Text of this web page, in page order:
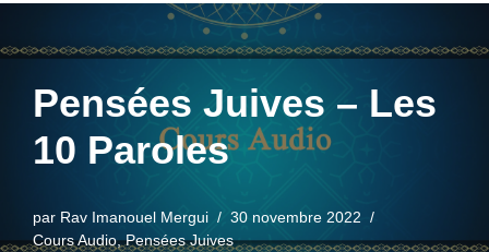
Pensées Juives – Les
10 Paroles
par Rav Imanouel Mergui
30 novembre 2022
Cours Audio,Pensées Juives